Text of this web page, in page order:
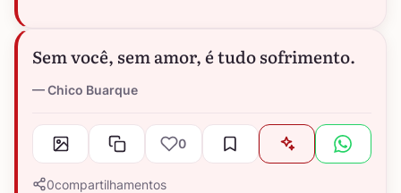
Sem você, sem amor, é tudo sofrimento.
Chico Buarque
0
0compartilhamentos